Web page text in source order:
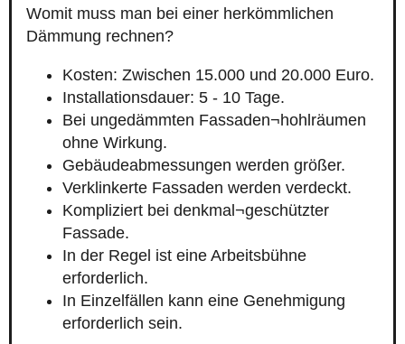
Womit muss man bei einer herkömmlichen
Dämmung rechnen?
Kosten: Zwischen 15.000 und 20.000 Euro.
Installationsdauer: 5 - 10 Tage.
Bei ungedämmten Fassaden¬hohlräumen
ohne Wirkung.
Gebäudeabmessungen werden größer.
Verklinkerte Fassaden werden verdeckt.
Kompliziert bei denkmal¬geschützter
Fassade.
In der Regel ist eine Arbeitsbühne
erforderlich.
In Einzelfällen kann eine Genehmigung
erforderlich sein.